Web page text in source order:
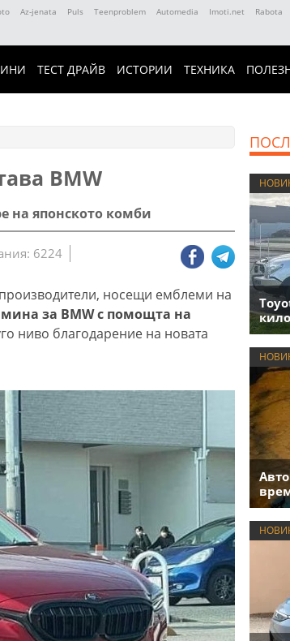
Az-jenata Puls Teenproblem Automedia Imoti.net Rabota
ТЕСТ ДРАЙВ ИСТОРИИ ТЕХНИКА
BMW
на японското комби
6224
носещи емблеми на
за BMW с помощта на
ниво благодарение на новата